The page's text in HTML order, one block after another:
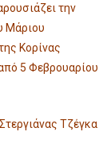
την
Μάριου
Κορίνας
5 Φεβρουαρίου
Τζέγκα